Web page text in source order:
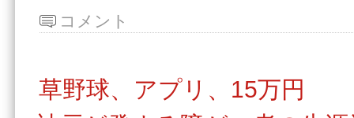
コメント
草野球、アプリ、15万円